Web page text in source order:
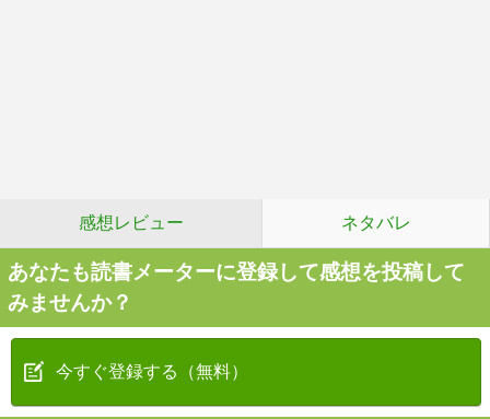
感想レビュー ネタバレ
あなたも読書メーターに登録して感想を投稿して
みませんか？
今すぐ登録する（無料）